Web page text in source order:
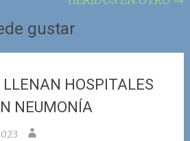
gustar
LLENAN HOSPITALES
NEUMONÍA